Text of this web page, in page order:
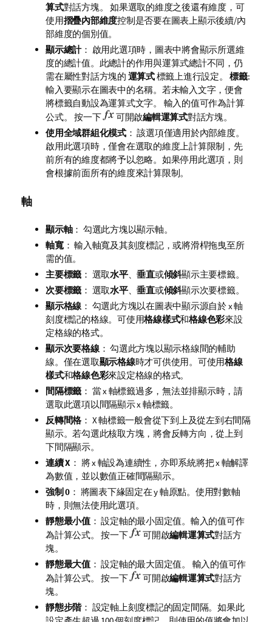
算式對話方塊。 如果選取的維度之後還有維度，可
使用摺疊內部維度控制是否要在圖表上顯示後續/內
部維度的個別值。
顯示總計： 啟用此選項時，圖表中將會顯示所選維
度的總計值。此總計的作用與運算式總計不同，仍
需在屬性對話方塊的 運算式標籤上進行設定。標籤:
輸入要顯示在圖表中的名稱。若未輸入文字，便會
將標籤自動設為運算式文字。 輸入的值可作為計算
公式。 按一下
可開啟編輯運算式對話方塊。
使用全域群組化模式： 該選項僅適用於內部維度。
啟用此選項時，僅會在選取的維度上計算限制，先
前所有的維度都將予以忽略。如果停用此選項，則
會根據前面所有的維度來計算限制。
軸
顯示軸： 勾選此方塊以顯示軸。
軸寬： 輸入軸寬及其刻度標記，或將滑桿拖曳至所
需的值。
主要標籤 ： 選取水平、垂直或傾斜顯示主要標籤。
次要標籤 ： 選取水平、垂直或傾斜顯示次要標籤。
顯示格線 ： 勾選此方塊以在圖表中顯示源自於 x 軸
刻度標記的格線。可使用格線樣式和格線色彩來設
定格線的格式。
顯示次要格線： 勾選此方塊以顯示格線間的輔助
線。僅在選取顯示格線時才可供使用。可使用格線
樣式和格線色彩來設定格線的格式。
間隔標籤 ： 當 x 軸標籤過多，無法並排顯示時，請
選取此選項以間隔顯示 x 軸標籤。
反轉間格： X 軸標籤一般會從下到上及從左到右間隔
顯示。若勾選此核取方塊，將會反轉方向，從上到
下間隔顯示。
連續 X ： 將 x 軸設為連續性，亦即系統將把 x 軸解譯
為數值，並以數值正確間隔顯示。
強制 0 ： 將圖表下緣固定在 y 軸原點。使用對數軸
時，則無法使用此選項。
靜態最小值： 設定軸的最小固定值。輸入的值可作
為計算公式。 按一下
可開啟編輯運算式對話方
塊。
靜態最大值： 設定軸的最大固定值。 輸入的值可作
為計算公式。 按一下
可開啟編輯運算式對話方
塊。
靜態步階： 設定軸上刻度標記的固定間隔。如果此